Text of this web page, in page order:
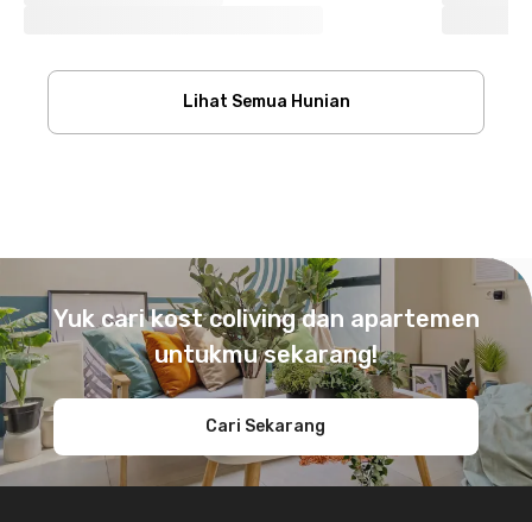
Lihat Semua Hunian
Yuk cari kost coliving dan apartemen
untukmu sekarang!
Cari Sekarang